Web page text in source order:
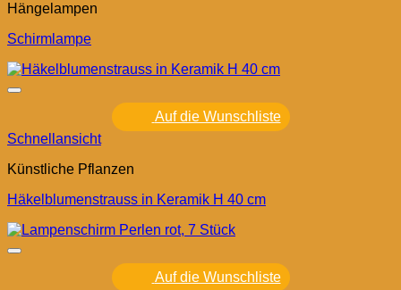
Hängelampen
Schirmlampe
Auf die Wunschliste
Schnellansicht
Künstliche Pflanzen
Häkelblumenstrauss in Keramik H 40 cm
Auf die Wunschliste